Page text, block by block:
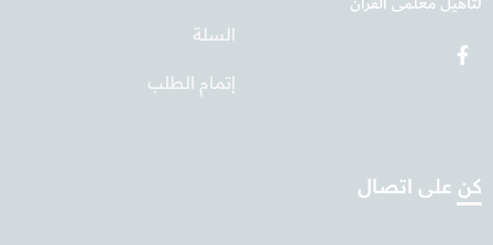
السلة
إتمام الطلب
كن على اتصال